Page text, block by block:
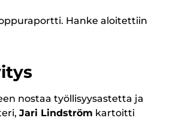
Hanke aloitettiin
nostaa työllisyysastetta ja
Jari Lindström kartoitti